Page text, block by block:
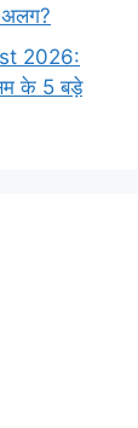
अलग?
2026:
के 5 बड़े